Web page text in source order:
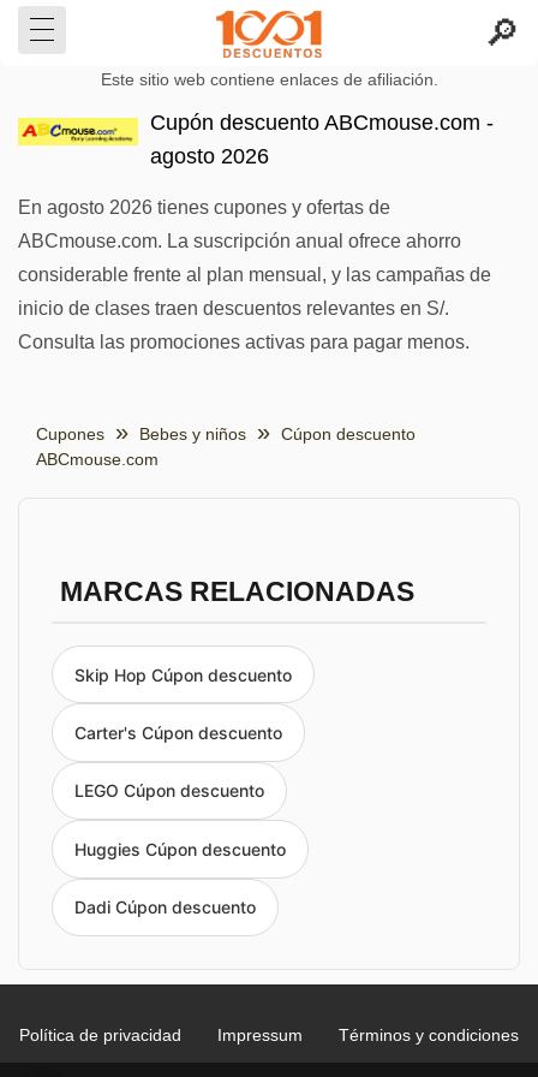
Este sitio web contiene enlaces de afiliación.
Cupón descuento ABCmouse.com -
agosto 2026
En agosto 2026 tienes cupones y ofertas de
ABCmouse.com. La suscripción anual ofrece ahorro
considerable frente al plan mensual, y las campañas de
inicio de clases traen descuentos relevantes en S/.
Consulta las promociones activas para pagar menos.
Cupones Bebes y niños
Cúpon descuento
ABCmouse.com
MARCAS RELACIONADAS
Skip Hop Cúpon descuento
Carter's Cúpon descuento
LEGO Cúpon descuento
Huggies Cúpon descuento
Dadi Cúpon descuento
Política de privacidad Impressum Términos y condiciones